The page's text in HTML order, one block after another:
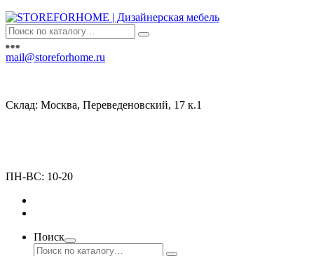
mail@storeforhome.ru
Склад: Москва, Переведеновский, 17 к.1
ПН-ВС: 10-20
Поиск